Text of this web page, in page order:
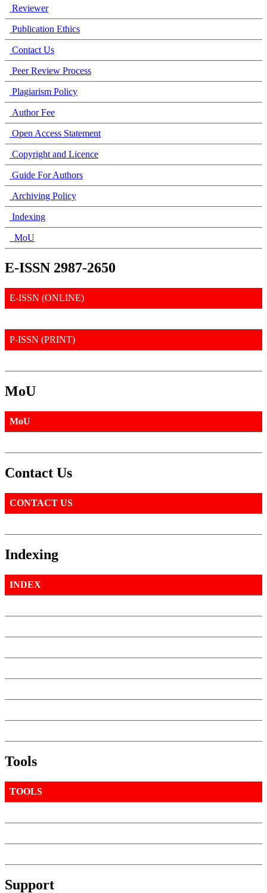
Reviewer
Publication Ethics
Contact Us
Peer Review Process
Plagiarism Policy
Author Fee
Open Access Statement
Copyright and Licence
Guide For Authors
Archiving Policy
Indexing
MoU
E-ISSN 2987-2650
E-ISSN (ONLINE)
P-ISSN (PRINT)
MoU
MoU
Contact Us
CONTACT US
Indexing
INDEX
Tools
TOOLS
Support